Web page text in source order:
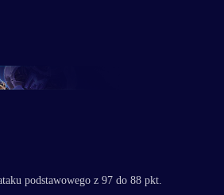
podstawowego z 97 do 88 pkt.